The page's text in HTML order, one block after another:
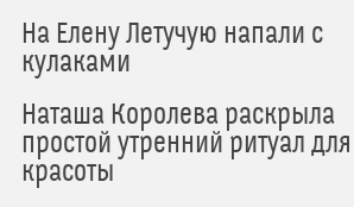
На Елену Летучую напали с
кулаками
Наташа Королева раскрыла
простой утренний ритуал для
красоты